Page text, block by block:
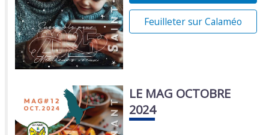
Feuilleter sur Calaméo
LE MAG OCTOBRE
2024